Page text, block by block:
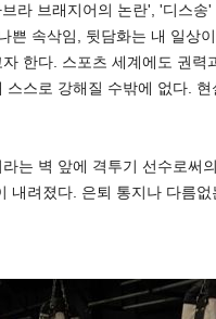
라 브래지어의 논란', '디스
쁜 속삭임, 뒷담화는 내 일상
한다. 스포츠 세계에도 권
스스로 강해질 수밖에 없다.
는 벽 앞에 격투기 선수로써
내려졌다. 은퇴 통지나 다름